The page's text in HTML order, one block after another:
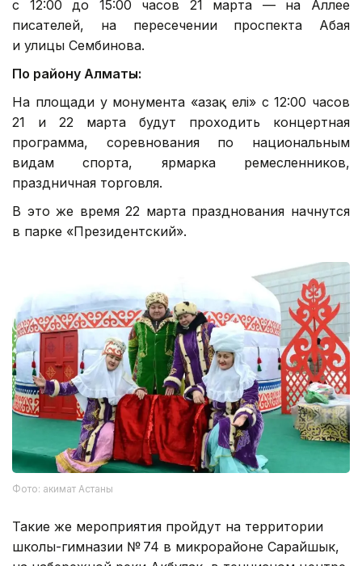
с 12:00 до 15:00 часов 21 марта — на Аллее
писателей, на пересечении проспекта Абая
и улицы Сембинова.
По району Алматы:
На площади у монумента «Қазақ елі» с 12:00 часов
21 и 22 марта будут проходить концертная
программа, соревнования по национальным
видам спорта, ярмарка ремесленников,
праздничная торговля.
В это же время 22 марта празднования начнутся
в парке «Президентский».
Фото: акимат Астаны
Такие же мероприятия пройдут на территории
школы-гимназии № 74 в микрорайоне Сарайшык,